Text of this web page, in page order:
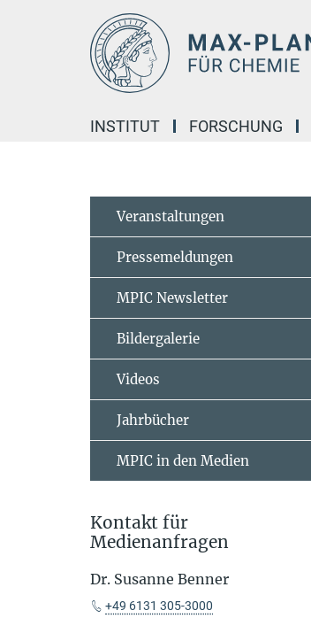
INSTITUT FORSCHUNG
Veranstaltungen
Pressemeldungen
MPIC Newsletter
Bildergalerie
Videos
Jahrbücher
MPIC in den Medien
Kontakt für
Medienanfragen
Dr. Susanne Benner
+49 6131 305-3000